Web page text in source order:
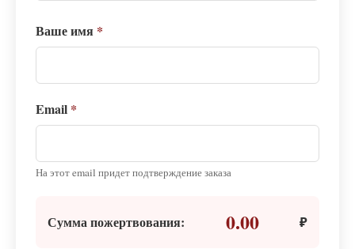
Ваше имя *
Email *
На этот email придет подтверждение заказа
Сумма пожертвования: 0.00 ₽